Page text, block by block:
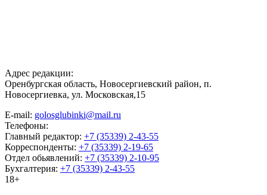
Адрес редакции:
Оренбургская область, Новосергиевский район, п.
Новосергиевка, ул. Московская,15
E-mail: golosglubinki@mail.ru
Телефоны:
Главный редактор: +7 (35339) 2-43-55
Корреспонденты: +7 (35339) 2-19-65
Отдел обьявлений: +7 (35339) 2-10-95
Бухгалтерия: +7 (35339) 2-43-55
18+